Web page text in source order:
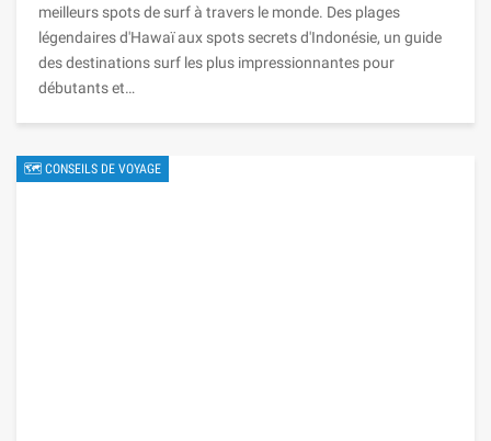
meilleurs spots de surf à travers le monde. Des plages
légendaires d'Hawaï aux spots secrets d'Indonésie, un guide
des destinations surf les plus impressionnantes pour
débutants et…
🗺 CONSEILS DE VOYAGE